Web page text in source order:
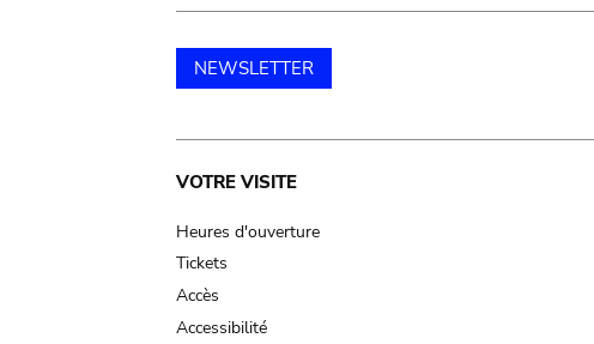
NEWSLETTER
Main
navigation
VOTRE VISITE
Heures d'ouverture
Tickets
Accès
Accessibilité